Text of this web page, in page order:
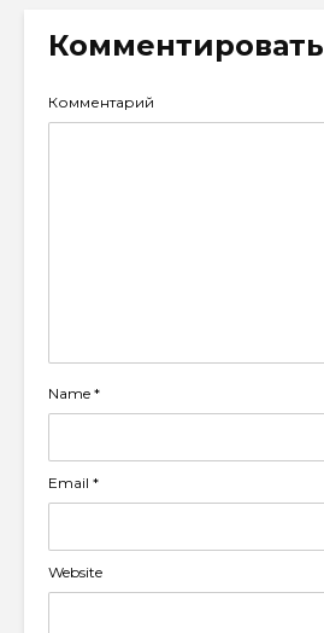
Комментировать
Комментарий
Name *
Email *
Website